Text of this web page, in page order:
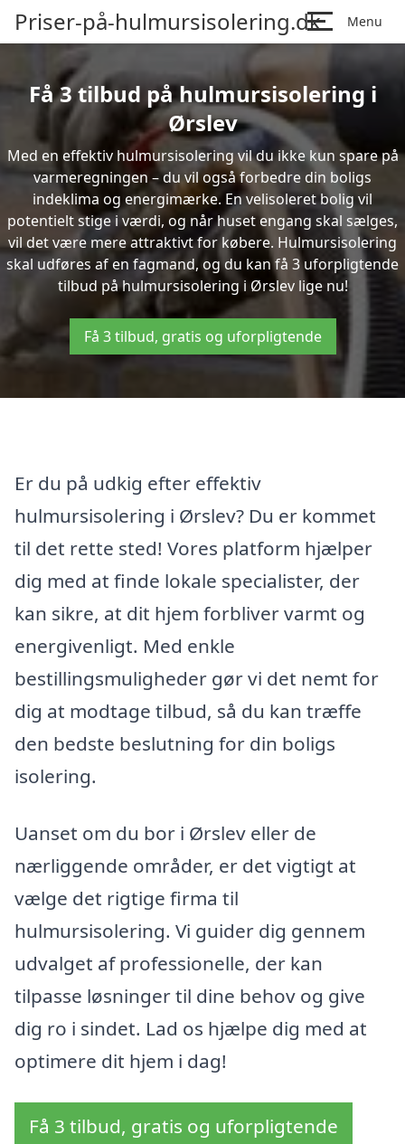
Priser-på-hulmursisolering.dk Menu
Få 3 tilbud på hulmursisolering i
Ørslev
Med en effektiv hulmursisolering vil du ikke kun spare på
varmeregningen – du vil også forbedre din boligs
indeklima og energimærke. En velisoleret bolig vil
potentielt stige i værdi, og når huset engang skal sælges,
vil det være mere attraktivt for købere. Hulmursisolering
skal udføres af en fagmand, og du kan få 3 uforpligtende
tilbud på hulmursisolering i Ørslev lige nu!
Få 3 tilbud, gratis og uforpligtende
Er du på udkig efter effektiv
hulmursisolering i Ørslev? Du er kommet
til det rette sted! Vores platform hjælper
dig med at finde lokale specialister, der
kan sikre, at dit hjem forbliver varmt og
energivenligt. Med enkle
bestillingsmuligheder gør vi det nemt for
dig at modtage tilbud, så du kan træffe
den bedste beslutning for din boligs
isolering.
Uanset om du bor i Ørslev eller de
nærliggende områder, er det vigtigt at
vælge det rigtige firma til
hulmursisolering. Vi guider dig gennem
udvalget af professionelle, der kan
tilpasse løsninger til dine behov og give
dig ro i sindet. Lad os hjælpe dig med at
optimere dit hjem i dag!
Få 3 tilbud, gratis og uforpligtende